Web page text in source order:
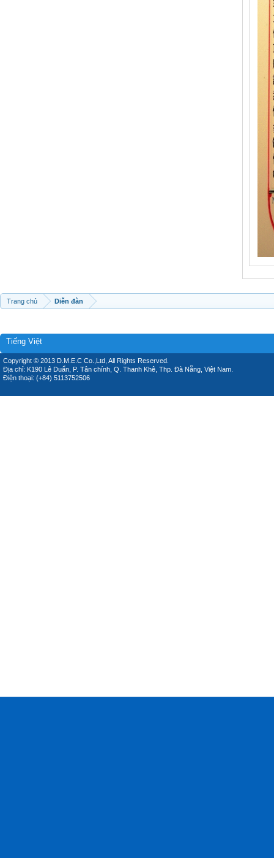
Trang chủ Diễn đàn
Tiếng Việt
Copyright © 2013 D.M.E.C Co.,Ltd, All Rights Reserved.
Địa chỉ: K190 Lê Duẩn, P. Tân chính, Q. Thanh Khê, Thp. Đà Nẵng, Việt Nam.
Điện thoại: (+84) 5113752506